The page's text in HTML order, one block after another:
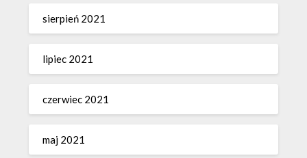
sierpień 2021
lipiec 2021
czerwiec 2021
maj 2021